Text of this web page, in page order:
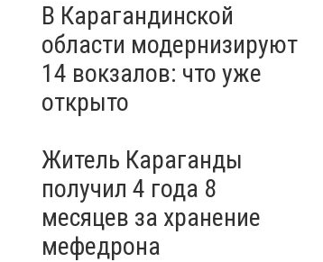
В Карагандинской
области модернизируют
14 вокзалов: что уже
открыто
Житель Караганды
получил 4 года 8
месяцев за хранение
мефедрона